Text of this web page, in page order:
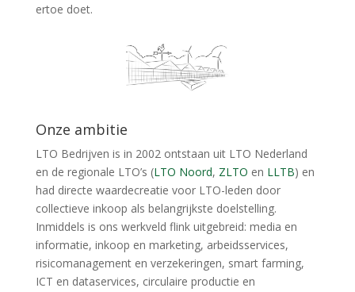
ertoe doet.
Onze ambitie
LTO Bedrijven is in 2002 ontstaan uit LTO Nederland
en de regionale LTO’s (LTO Noord, ZLTO en LLTB) en
had directe waardecreatie voor LTO-leden door
collectieve inkoop als belangrijkste doelstelling.
Inmiddels is ons werkveld flink uitgebreid: media en
informatie, inkoop en marketing, arbeidsservices,
risicomanagement en verzekeringen, smart farming,
ICT en dataservices, circulaire productie en